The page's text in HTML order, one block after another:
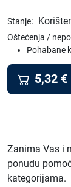
Stanje:
Oštećenja /
Pohabane
5,32 €
Zanima Vas i
ponudu
kategorijama.